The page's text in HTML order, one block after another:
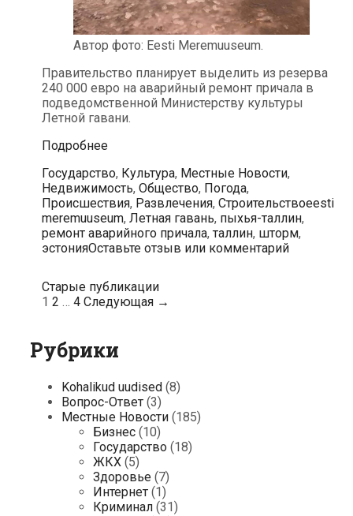
Автор фото: Eesti Meremuuseum.
Правительство планирует выделить из резерва
240 000 евро на аварийный ремонт причала в
подведомственной Министерству культуры
Летной гавани.
ПодробнееНа
поврежденного
январским
штормом
причала
в
Летной
потребовалось
240
000
Рубрики
Государство, Культура, Местные Новости,
Недвижимость, Общество, Погода,
Происшествия, Развлечения, СтроительствоМетки
eesti
meremuuseum, Летная гавань, пыхья-таллин,
ремонт аварийного причала, таллин, шторм,
эстонияОставьте отзыв или комментарий
Навигация
по
Старые публикации
1 2 … 4 Следующая →
Рубрики
Kohalikud uudised (8)
Вопрос-Ответ (3)
Местные Новости (185)
Бизнес (10)
Государство (18)
ЖКХ (5)
Здоровье (7)
Интернет (1)
Криминал (31)